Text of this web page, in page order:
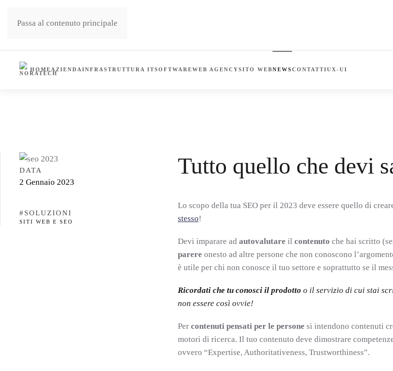
Passa al contenuto principale
HOME AZIENDA INFRASTRUTTURA ITSOFTWAREWEB AGENCYSITO WEBNEWSCONTATTIUX-UI
DATA
2 Gennaio 2023
#SOLUZIONI
SITI WEB E SEO
Tutto quello che devi
Lo scopo della tua SEO per il 2023 deve essere quello di
stesso!
Devi imparare ad autovalutare il contenuto che hai scritto
parere onesto ad altre persone che non conoscono
è utile per chi non conosce il tuo settore e soprattutto se il
Ricordati che tu conosci il prodotto o il servizio di cui stai
non essere così ovvie!
Per contenuti pensati per le persone si intendono contenuti
motori di ricerca. Il tuo contenuto deve dimostrare
ovvero “Expertise, Authoritativeness, Trustworthiness”.